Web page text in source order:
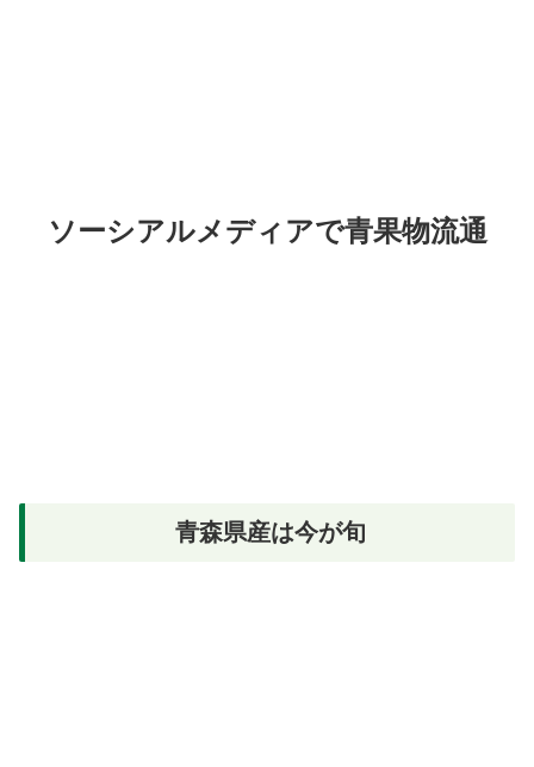
ソーシアルメディアで青果物流通
青森県産は今が旬